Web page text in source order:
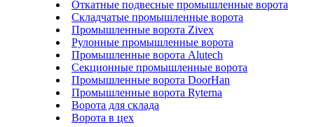
Откатные подвесные промышленные ворота
Складчатые промышленные ворота
Промышленные ворота Zivex
Рулонные промышленные ворота
Промышленные ворота Alutech
Секционные промышленные ворота
Промышленные ворота DoorHan
Промышленные ворота Ryterna
Ворота для склада
Ворота в цех